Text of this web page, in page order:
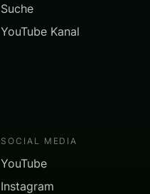
Suche
YouTube Kanal
SOCIAL MEDIA
YouTube
Instagram